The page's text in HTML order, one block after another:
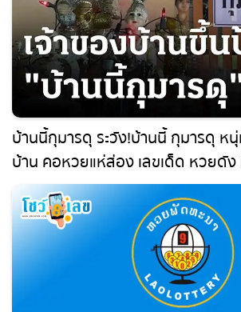
บ้านนี้กุมารดุ ระวัง!บ้านนี้ กุมารดุ หนุ่ม
หน้าบ้าน คอหวยแห่ส่อง เลขเด็ด หวย